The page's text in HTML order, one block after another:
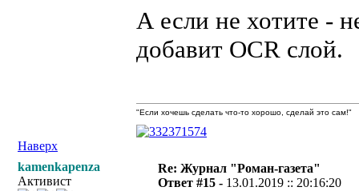
А если не хотите -
добавит OCR слой.
Наверх
"Если хочешь сделать что-то хорошо, сделай это сам!"
kamenkapenza
Активист
Re: Журнал "Роман-газета"
Ответ #15 - 13.01.2019 :: 20:16:20